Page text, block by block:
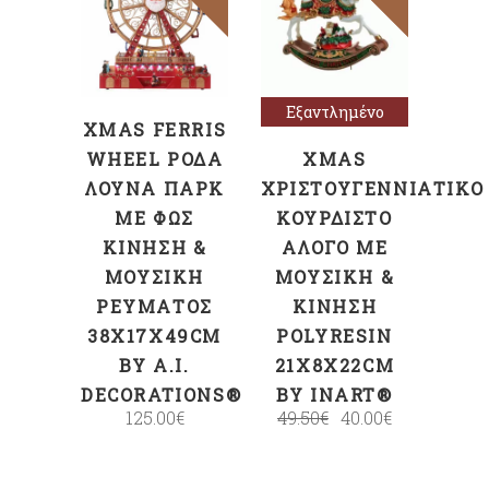
ΠΡΟΣΘΉΚΗ
ΣΤΟ ΚΑΛΆΘΙ
XMAS FERRIS
WHEEL ΡΌΔΑ
ΛΟΎΝΑ ΠΆΡΚ
ΜΕ ΦΩΣ
ΚΊΝΗΣΗ &
ΜΟΥΣΙΚΉ
ΡΕΎΜΑΤΟΣ
38X17X49CM
BY A.I.
DECORATIONS®
125.00€
Εξαντλημένο
Διαβάστε
περισσότερα
XMAS
ΧΡΙΣΤΟΥΓΕΝΝΙΆΤΙΚΟ
ΚΟΥΡΔΙΣΤΌ
ΆΛΟΓΟ ΜΕ
ΜΟΥΣΙΚΉ &
ΚΊΝΗΣΗ
POLYRESIN
21X8X22CM
BY INART®
49.50€ 40.00€